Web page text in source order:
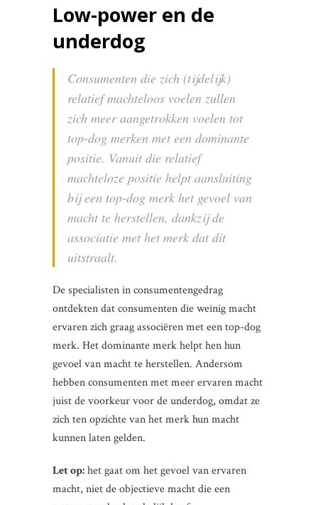
Low-power en de
underdog
Consumenten die zich (tijdelijk)
relatief machteloos voelen zullen
zich meer aangetrokken voelen tot
top-dog merken met een dominante
positie. Vanuit die relatief
machteloze positie helpt aansluiting
bij een top-dog merk het gevoel van
macht te herstellen, dankzij de
associatie met het merk dat dit
uitstraalt.
De specialisten in consumentengedrag
ontdekten dat consumenten die weinig macht
ervaren zich graag associëren met een top-dog
merk. Het dominante merk helpt hen hun
gevoel van macht te herstellen. Andersom
hebben consumenten met meer ervaren macht
juist de voorkeur voor de underdog, omdat ze
zich ten opzichte van het merk hun macht
kunnen laten gelden.
Let op:het gaat om het gevoel van ervaren
macht, niet de objectieve macht die een